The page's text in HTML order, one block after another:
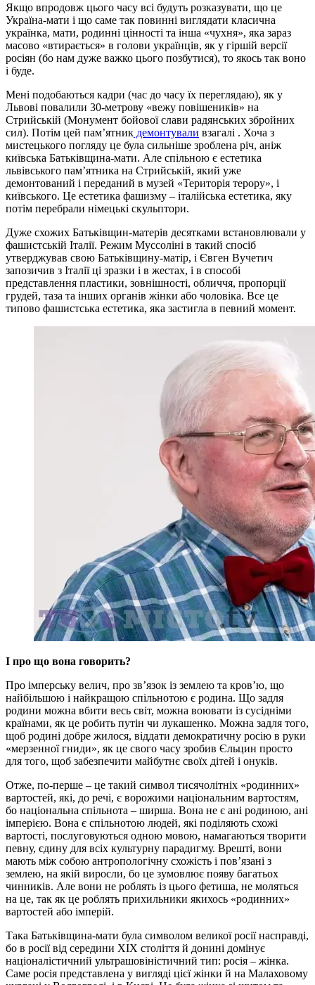
Якщо впродовж цього часу всі будуть розказувати, що це
Україна-мати і що саме так повинні виглядати класична
українка, мати, родинні цінності та інша «чухня», яка зараз
масово «втирається» в голови українців, як у гіршій версії
росіян (бо нам дуже важко цього позбутися), то якось так воно
і буде.
Мені подобаються кадри (час до часу їх переглядаю), як у
Львові повалили 30-метрову «вежу повішеників» на
Стрийській (Монумент бойової слави радянських збройних
сил). Потім цей пам’ятник демонтували взагалі . Хоча з
мистецького погляду це була сильніше зроблена річ, аніж
київська Батьківщина-мати. Але спільною є естетика
львівського пам’ятника на Стрийській, який уже
демонтований і переданий в музей «Територія терору», і
київського. Це естетика фашизму – італійська естетика, яку
потім перебрали німецькі скульптори.
Дуже схожих Батьківщин-матерів десятками встановлювали у
фашистській Італії. Режим Муссоліні в такий спосіб
утверджував свою Батьківщину-матір, і Євген Вучетич
запозичив з Італії ці зразки і в жестах, і в способі
представлення пластики, зовнішності, обличчя, пропорції
грудей, таза та інших органів жінки або чоловіка. Все це
типово фашистська естетика, яка застигла в певний момент.
І про що вона говорить?
Про імперську велич, про зв’язок із землею та кров’ю, що
найбільшою і найкращою спільнотою є родина. Що задля
родини можна вбити весь світ, можна воювати із сусідніми
країнами, як це робить путін чи лукашенко. Можна задля того,
щоб родині добре жилося, віддати демократичну росію в руки
«мерзенної гниди», як це свого часу зробив Єльцин просто
для того, щоб забезпечити майбутнє своїх дітей і онуків.
Отже, по-перше – це такий символ тисячолітніх «родинних»
вартостей, які, до речі, є ворожими національним вартостям,
бо національна спільнота – ширша. Вона не є ані родиною, ані
імперією. Вона є спільнотою людей, які поділяють схожі
вартості, послуговуються одною мовою, намагаються творити
певну, єдину для всіх культурну парадигму. Врешті, вони
мають між собою антропологічну схожість і пов’язані з
землею, на якій виросли, бо це зумовлює появу багатьох
чинників. Але вони не роблять із цього фетиша, не моляться
на це, так як це роблять прихильники якихось «родинних»
вартостей або імперій.
Така Батьківщина-мати була символом великої росії насправді,
бо в росії від середини XIX століття й донині домінує
націоналістичний ультрашовіністичний тип: росія – жінка.
Саме росія представлена у вигляді цієї жінки й на Малаховому